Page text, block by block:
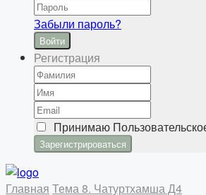
Забыли пароль?
Войти
Регистрация
Принимаю
Главная Тема 8. Чатуртхамша Д4